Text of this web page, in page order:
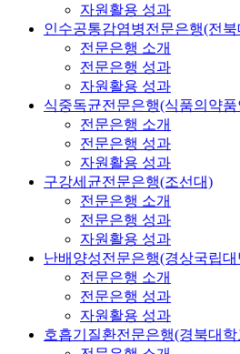
자원활용 성과
인수공통감염병전문은행(전북
전문은행 소개
전문은행 성과
자원활용 성과
식중독균전문은행(식품의약
전문은행 소개
전문은행 성과
자원활용 성과
구강세균전문은행(조선대)
전문은행 소개
전문은행 성과
자원활용 성과
난배양성전문은행(경상국립
전문은행 소개
전문은행 성과
자원활용 성과
호흡기질환전문은행(경북대